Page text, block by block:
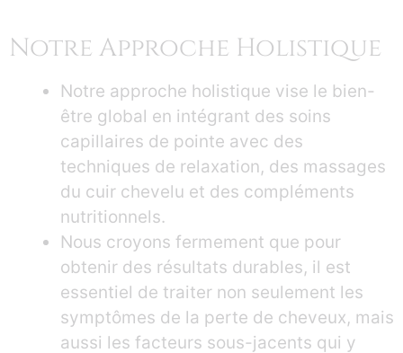
Notre Approche Holistique
Notre approche holistique vise le bien-
être global en intégrant des soins
capillaires de pointe avec des
techniques de relaxation, des massages
du cuir chevelu et des compléments
nutritionnels.
Nous croyons fermement que pour
obtenir des résultats durables, il est
essentiel de traiter non seulement les
symptômes de la perte de cheveux, mais
aussi les facteurs sous-jacents qui y